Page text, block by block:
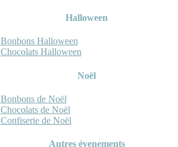
Halloween
Bonbons Halloween
Chocolats Halloween
Noël
Bonbons de Noël
Chocolats de Noël
Confiserie de Noël
Autres évenements